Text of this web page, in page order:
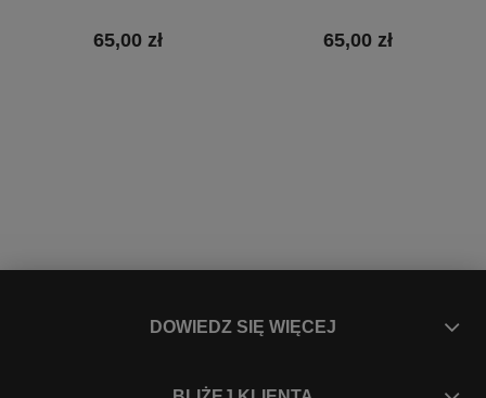
65,00 zł 65,00 zł
DOWIEDZ SIĘ WIĘCEJ